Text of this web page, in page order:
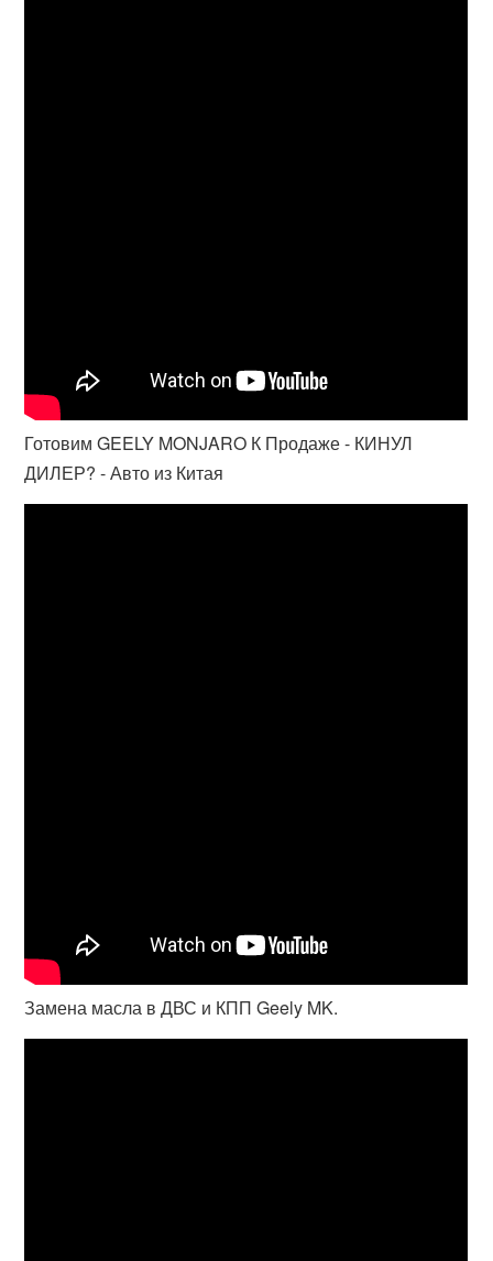
Готовим GEELY MONJARO К Продаже - КИНУЛ
ДИЛЕР? - Авто из Китая
Замена масла в ДВС и КПП Geely MK.